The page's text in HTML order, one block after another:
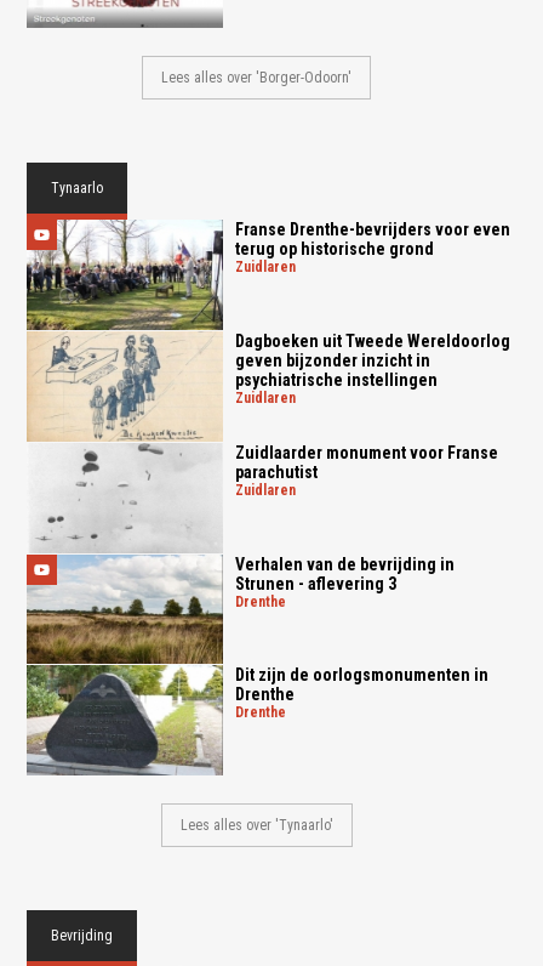
Lees alles over 'Borger-Odoorn'
Tynaarlo
Franse Drenthe-bevrijders voor even
terug op historische grond
zuidlaren
Dagboeken uit Tweede Wereldoorlog
geven bijzonder inzicht in
psychiatrische instellingen
zuidlaren
Zuidlaarder monument voor Franse
parachutist
zuidlaren
Verhalen van de bevrijding in
Strunen - aflevering 3
drenthe
Dit zijn de oorlogsmonumenten in
Drenthe
drenthe
Lees alles over 'Tynaarlo'
Bevrijding